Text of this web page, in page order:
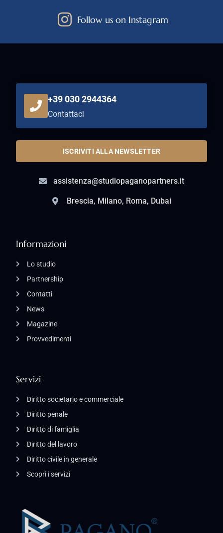
Follow us on Instagram
Servizi
Diritto societario e commerciale
Diritto penale
Diritto di famiglia
Diritto del lavoro
Diritto civile in generale
Scopri i servizi
Informazioni
Lo studio
Partnership
Contatti
News
Magazine
Provvedimenti
+39 030 2944364
Contattaci
ISCRIVITI ALLA NEWSLETTER
assistenza@studiopaganopartners.it
Brescia, Milano, Roma, Dubai